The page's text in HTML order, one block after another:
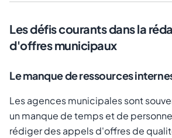
Les défis courants dans la
d'offres municipaux
Le manque de ressources
Les agences municipales sont
un manque de temps et de
rédiger des appels d'offres de